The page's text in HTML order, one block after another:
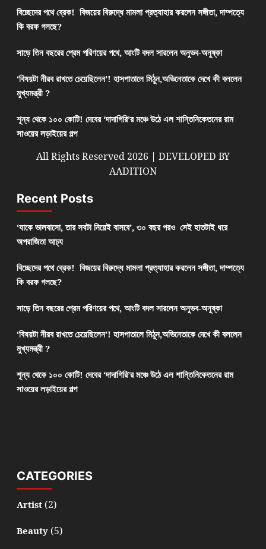
বিচ্ছেদের পথে ব্রেক! বিজয়ের বিরুদ্ধে মামলা প্রত্যাহার করলেন সঙ্গীতা, দাম্পত্যে
কি বরফ গলছে?
সাড়ে তিন বছরের প্রেম পরিণয়ের পথে, আংটি বদল সারলেন অনুভব-অনুষ্কা
‘বিষয়টা নীরব রাখতে চেয়েছিলেন’! হাসপাতালে মিঠুন,অভিনেতাকে দেখে কী বললেন
মুখ্যমন্ত্রী ?
শূন্য থেকে ১০০ কোটি! দেবের ‘দাদাগিরি’র মঞ্চে উঠে এল শান্তিনিকেতনের রাম
সাওয়ের লড়াইয়ের গল্প
All Rights Reserved 2026 | DEVELOPED BY
AADITION
Recent Posts
‘যাকে ভালবাসো, তার সবটা নিয়েই বাসবে’, ৩০ বছর পরও সেই হাতটাই ধরে
অপরাজিতা আঢ্য
বিচ্ছেদের পথে ব্রেক! বিজয়ের বিরুদ্ধে মামলা প্রত্যাহার করলেন সঙ্গীতা, দাম্পত্যে
কি বরফ গলছে?
সাড়ে তিন বছরের প্রেম পরিণয়ের পথে, আংটি বদল সারলেন অনুভব-অনুষ্কা
‘বিষয়টা নীরব রাখতে চেয়েছিলেন’! হাসপাতালে মিঠুন,অভিনেতাকে দেখে কী বললেন
মুখ্যমন্ত্রী ?
শূন্য থেকে ১০০ কোটি! দেবের ‘দাদাগিরি’র মঞ্চে উঠে এল শান্তিনিকেতনের রাম
সাওয়ের লড়াইয়ের গল্প
CATEGORIES
Artist(2)
Beauty(5)